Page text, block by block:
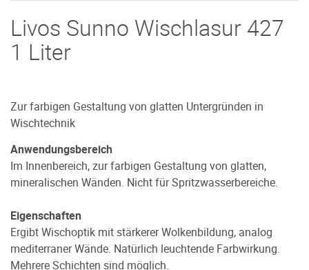
Livos Sunno Wischlasur 427
1 Liter
Zur farbigen Gestaltung von glatten Untergründen in
Wischtechnik
Anwendungsbereich
Im Innenbereich, zur farbigen Gestaltung von glatten,
mineralischen Wänden. Nicht für Spritzwasserbereiche.
Eigenschaften
Ergibt Wischoptik mit stärkerer Wolkenbildung, analog
mediterraner Wände. Natürlich leuchtende Farbwirkung.
Mehrere Schichten sind möglich.